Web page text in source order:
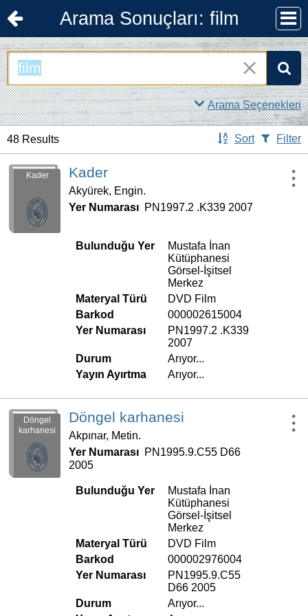
Arama Sonuçları: film
Arama: Use
Arama Seçenekleri
48 Results Sort Filter
Kader Kader
Akyürek, Engin.
Yer Numarası PN1997.2 .K339 2007
Bulunduğu Yer
Mustafa İnan
Kütüphanesi
Görsel-İşitsel
Merkez
Materyal Türü
DVD Film
Barkod
000002615004
Yer Numarası
PN1997.2 .K339
2007
Durum
Arıyor...
Yayın Ayırtma
Arıyor...
Döngel
karhanesi
Döngel karhanesi
Akpınar, Metin.
Yer Numarası PN1995.9.C55 D66
2005
Bulunduğu Yer
Mustafa İnan
Kütüphanesi
Görsel-İşitsel
Merkez
Materyal Türü
DVD Film
Barkod
000002976004
Yer Numarası
PN1995.9.C55
D66 2005
Durum
Arıyor...